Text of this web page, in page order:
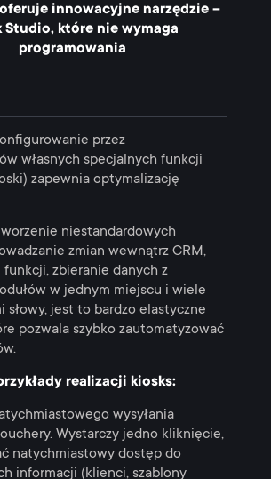
innowacyjne narzędzie –
Studio, które nie wymaga
programowania
przez
własnych specjalnych funkcji
zapewnia optymalizację
niestandardowych
zmian wewnątrz CRM,
funkcji, zbieranie danych z
w jednym miejscu i wiele
słowy, jest to bardzo elastyczne
pozwala szybko zautomatyzować
realizacji kiosks:
wysyłania
Wystarczy jedno kliknięcie,
natychmiastowy dostęp do
informacji (klienci, szablony